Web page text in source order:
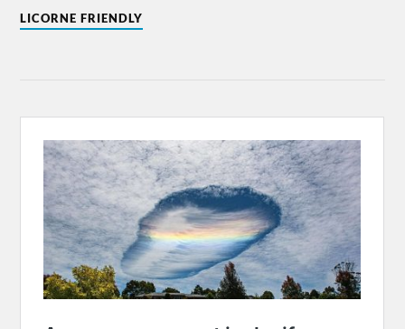
LICORNE FRIENDLY